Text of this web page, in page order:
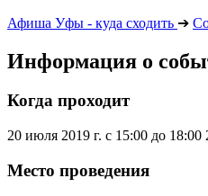
Афиша Уфы - куда сходить ➔
Информация о
Когда проходит
20 июля 2019 г. с 15:00 до 18:00
Место проведения